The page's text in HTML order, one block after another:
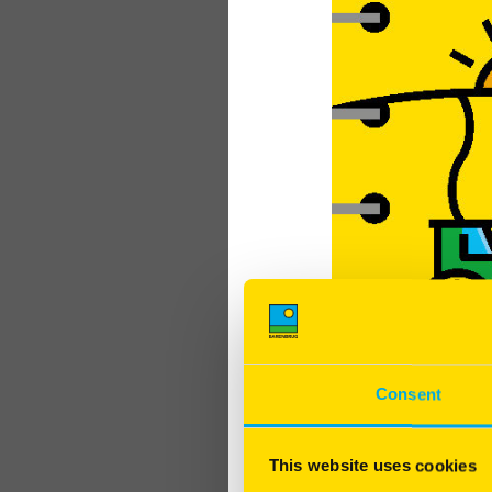
Consent
This website uses cookies
Identifiant unique :
Le site est hébergé
La responsable de
Droits et
L’utilisateur du
et avoir vérifié que la
formulaires présents
responsable du